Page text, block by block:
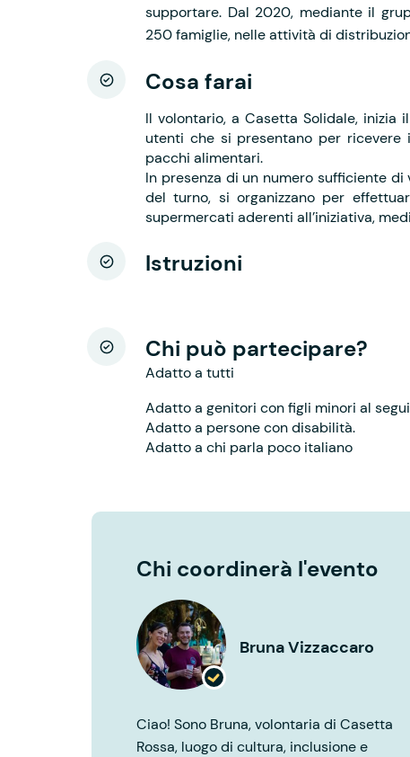
supportare. Dal 2020, mediante il
250 famiglie, nelle attività di
Cosa farai
Il volontario, a Casetta Solidale, inizia
utenti che si presentano per
pacchi alimentari.
In presenza di un numero sufficiente
del turno, si organizzano per
supermercati aderenti all’iniziativa,
Istruzioni
Chi può partecipare?
Adatto a tutti
Adatto a genitori con figli minori al
Adatto a persone con disabilità.
Adatto a chi parla poco italiano
Chi coordinerà l'evento
Bruna Vizzaccaro
Ciao! Sono Bruna, volontaria di Casetta
Rossa, luogo di cultura, inclusione e